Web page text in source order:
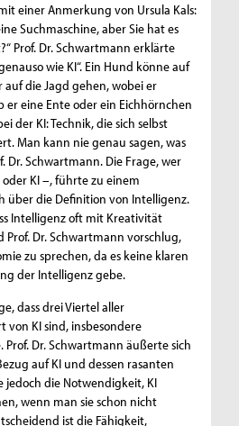
einer Anmerkung von Ursula Kals:
Suchmaschine, aber Sie hat es
Prof. Dr. Schwartmann erklärte
wie KI“. Ein Hund könne auf
auf die Jagd gehen, wobei er
er eine Ente oder ein Eichhörnchen
der KI: Technik, die sich selbst
Man kann nie genau sagen, was
Dr. Schwartmann. Die Frage, wer
KI –, führte zu einem
über die Definition von Intelligenz.
Intelligenz oft mit Kreativität
Dr. Schwartmann vorschlug,
zu sprechen, da es keine klaren
der Intelligenz gebe.
dass drei Viertel aller
KI sind, insbesondere
Dr. Schwartmann äußerte sich
auf KI und dessen rasanten
die Notwendigkeit, KI
wenn man sie schon nicht
ist die Fähigkeit,